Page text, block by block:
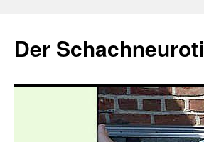
springen
Der